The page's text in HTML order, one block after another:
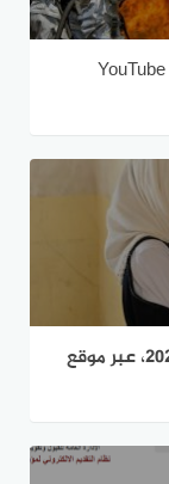
الاستعلام عن نتائج القبول الموازي 2021/2022، عبر موقع